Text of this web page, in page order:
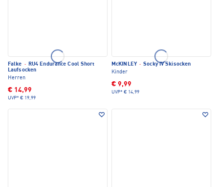
Falke · RU4 Endurance Cool Short
Laufsocken
Herren
€ 14,99
UVP* € 19,99
McKINLEY · Socky IV Skisocken
Kinder
€ 9,99
UVP* € 14,99